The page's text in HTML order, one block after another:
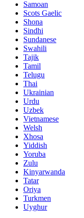
Samoan
Scots Gaelic
Shona
Sindhi
Sundanese
Swahili
Tajik
Tamil
Telugu
Thai
Ukrainian
Urdu
Uzbek
Vietnamese
Welsh
Xhosa
Yiddish
Yoruba
Zulu
Kinyarwanda
Tatar
Oriya
Turkmen
Uyghur